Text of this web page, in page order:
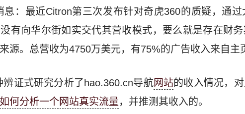
息：最近Citron第三次发布针对奇虎360的质疑，通
有向华尔街如实交代其营收模式，要么就是存在财务
源。总营收为4750万美元，有75%的广告收入来自主
辨证式研究分析了hao.360.cn导航网站的收入情况，
如何分析一个网站真实流量，并推测其收入的。